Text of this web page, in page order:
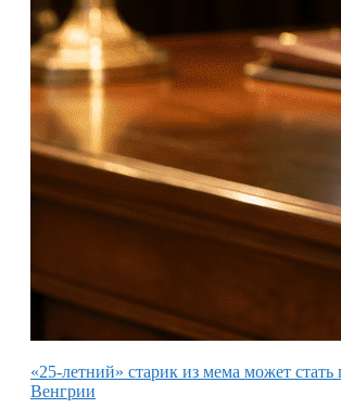
«25-летний» старик из мема может стать
Венгрии